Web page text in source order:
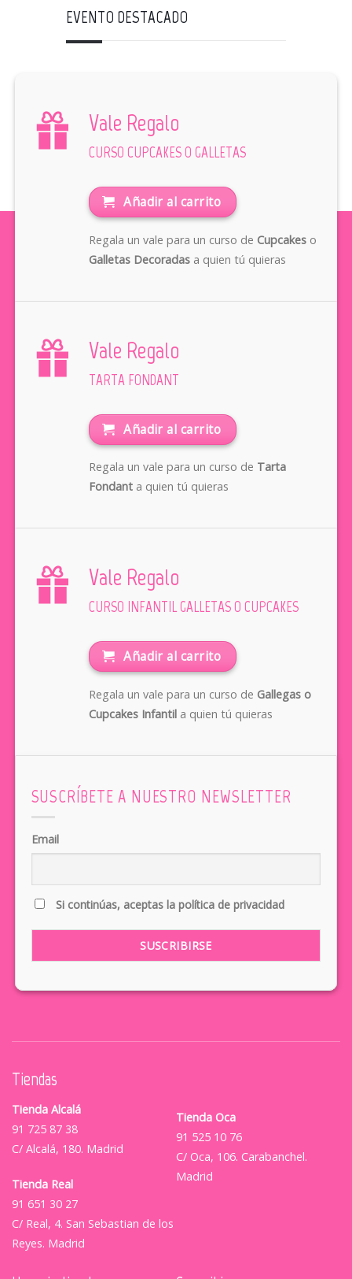
EVENTO DESTACADO
Vale Regalo
CURSO CUPCAKES O GALLETAS
Añadir al carrito
Regala un vale para un curso de Cupcakeso
Galletas Decoradasa quien tú quieras
Vale Regalo
TARTA FONDANT
Añadir al carrito
Regala un vale para un curso de Tarta
Fondanta quien tú quieras
Vale Regalo
CURSO INFANTIL GALLETAS O CUPCAKES
Añadir al carrito
Regala un vale para un curso de Gallegas o
Cupcakes Infantila quien tú quieras
SUSCRÍBETE A NUESTRO NEWSLETTER
Email
Si continúas, aceptas la política de privacidad
Tiendas
Tienda Alcalá
91 725 87 38
C/ Alcalá, 180. Madrid
Tienda Real
91 651 30 27
C/ Real, 4. San Sebastian de los
Reyes. Madrid
Tienda Oca
91 525 10 76
C/ Oca, 106. Carabanchel.
Madrid